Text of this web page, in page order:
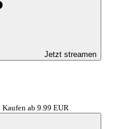
Jetzt streamen
Kaufen ab 9.99 EUR